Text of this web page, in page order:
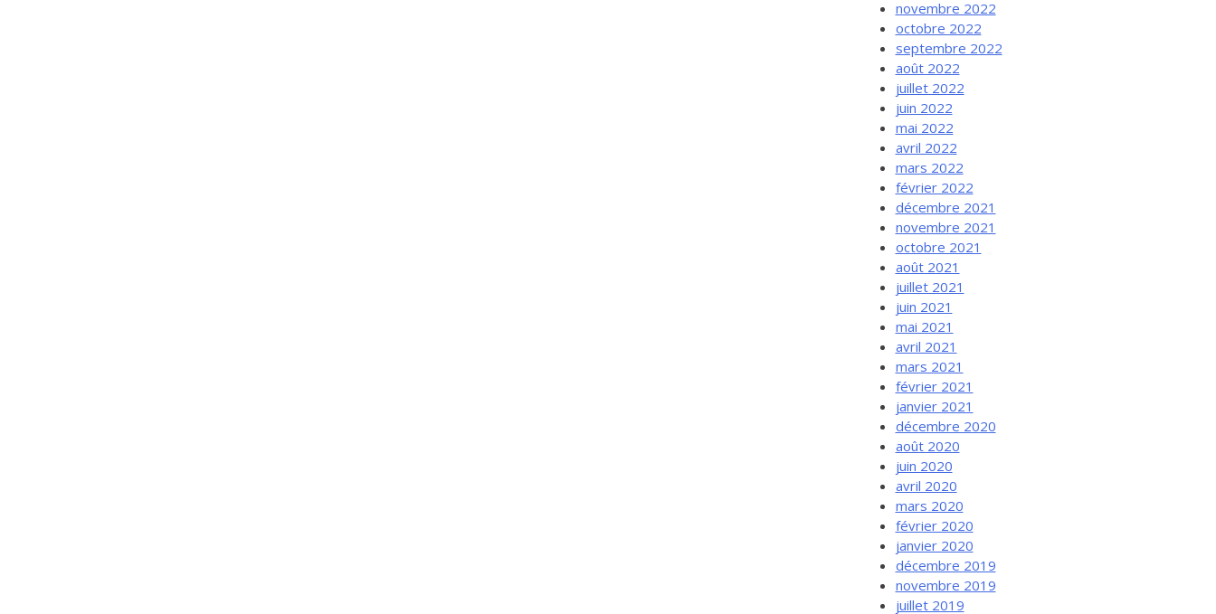
novembre 2022
octobre 2022
septembre 2022
août 2022
juillet 2022
juin 2022
mai 2022
avril 2022
mars 2022
février 2022
décembre 2021
novembre 2021
octobre 2021
août 2021
juillet 2021
juin 2021
mai 2021
avril 2021
mars 2021
février 2021
janvier 2021
décembre 2020
août 2020
juin 2020
avril 2020
mars 2020
février 2020
janvier 2020
décembre 2019
novembre 2019
juillet 2019